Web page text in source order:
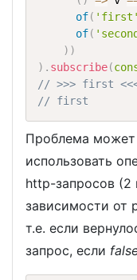
of( 'first'
of(
) )
) . subscribe(
// >>> first
// first
Проблема может
использовать
http-запросов (2
зависимости от
т.е. если
запрос, если